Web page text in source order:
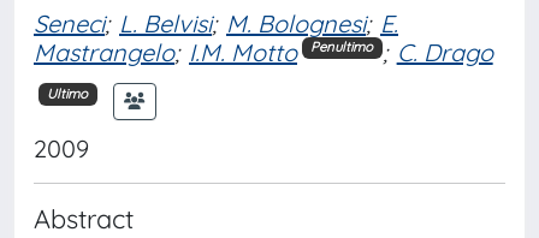
Seneci; L. Belvisi; M. Bolognesi; E.
Mastrangelo; I.M. Motto Penultimo ; C. Drago
Ultimo
2009
Abstract